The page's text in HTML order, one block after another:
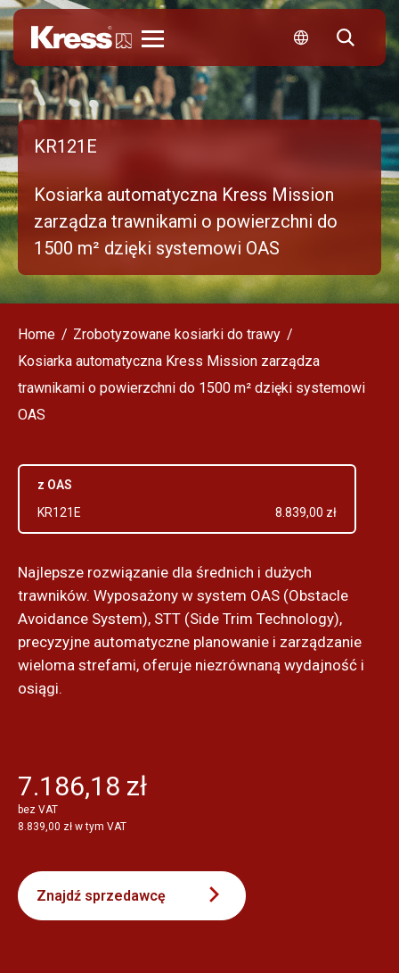
KR121E
Kosiarka automatyczna Kress Mission
zarządza trawnikami o powierzchni do
1500 m² dzięki systemowi OAS
Home
Zrobotyzowane kosiarki do trawy
Kosiarka automatyczna Kress Mission zarządza
trawnikami o powierzchni do 1500 m² dzięki systemowi
OAS
z OAS
KR121E
8.839,00 zł
Najlepsze rozwiązanie dla średnich i dużych
trawników. Wyposażony w system OAS (Obstacle
Avoidance System), STT (Side Trim Technology),
precyzyjne automatyczne planowanie i zarządzanie
wieloma strefami, oferuje niezrównaną wydajność i
osiągi.
7.186,18 zł
bez VAT
8.839,00 zł w tym VAT
Znajdź sprzedawcę